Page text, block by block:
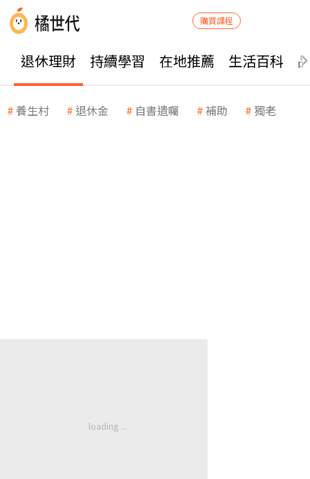
購買課程
退休理財 持續學習 在地推薦 生活百科
養生村 退休金 自書遺囑 補助 獨老